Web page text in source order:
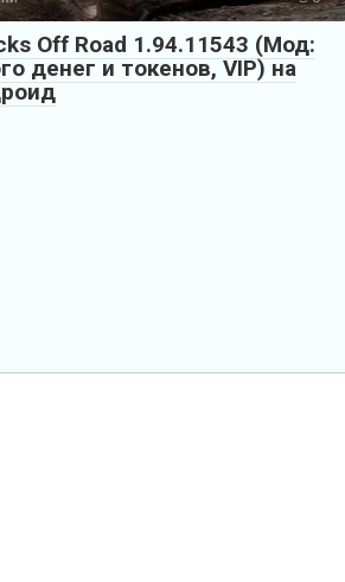
Off Road 1.94.11543 (Мод:
денег и токенов, VIP) на